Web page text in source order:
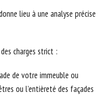
lieu à une analyse précise
charges strict :
de votre immeuble ou
ou l’entièreté des façades